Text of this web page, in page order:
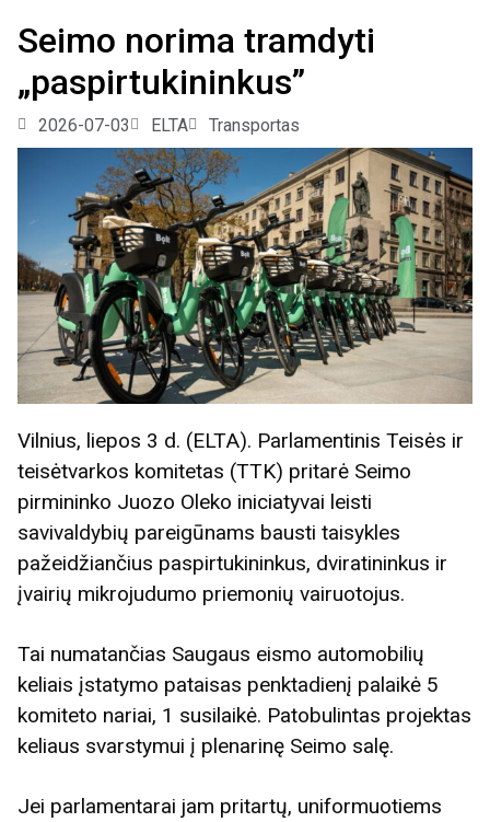
Seimo norima tramdyti
„paspirtukininkus”
2026-07-03 ELTA Transportas
Vilnius, liepos 3 d. (ELTA). Parlamentinis Teisės ir
teisėtvarkos komitetas (TTK) pritarė Seimo
pirmininko Juozo Oleko iniciatyvai leisti
savivaldybių pareigūnams bausti taisykles
pažeidžiančius paspirtukininkus, dviratininkus ir
įvairių mikrojudumo priemonių vairuotojus.
Tai numatančias Saugaus eismo automobilių
keliais įstatymo pataisas penktadienį palaikė 5
komiteto nariai, 1 susilaikė. Patobulintas projektas
keliaus svarstymui į plenarinę Seimo salę.
Jei parlamentarai jam pritartų, uniformuotiems